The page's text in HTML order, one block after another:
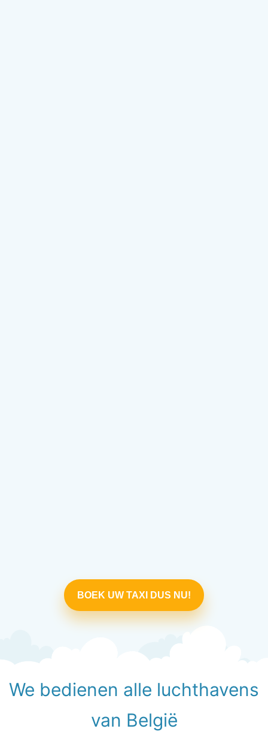
BOEK UW TAXI DUS NU!
We bedienen alle luchthavens
van België